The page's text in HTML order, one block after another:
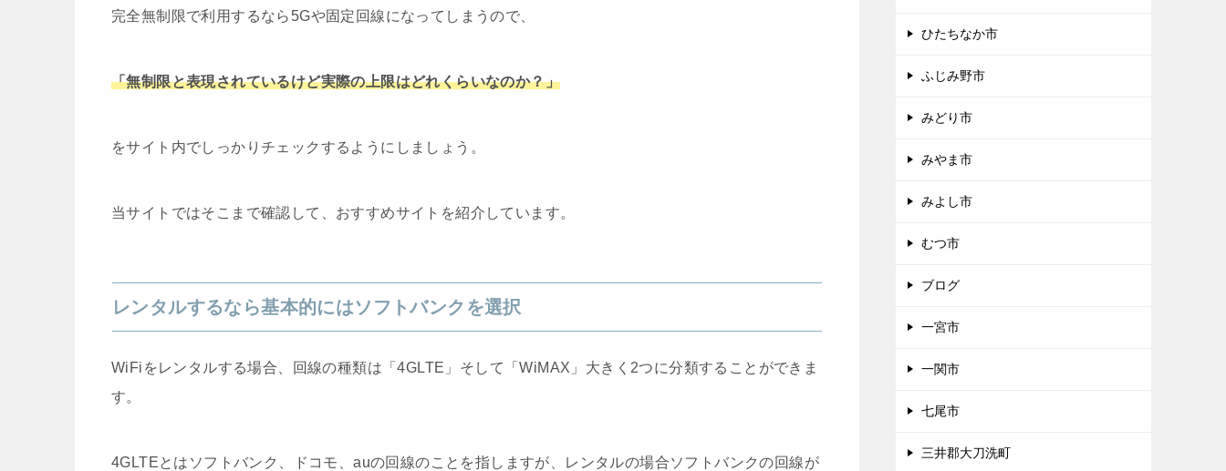
完全無制限で利用するなら5Gや固定回線になってしまうので、
「無制限と表現されているけど実際の上限はどれくらいなのか？」
をサイト内でしっかりチェックするようにしましょう。
当サイトではそこまで確認して、おすすめサイトを紹介しています。
レンタルするなら基本的にはソフトバンクを選択
WiFiをレンタルする場合、回線の種類は「4GLTE」そして「WiMAX」大きく2つに分類することができま
す。
4GLTEとはソフトバンク、ドコモ、auの回線のことを指しますが、レンタルの場合ソフトバンクの回線が
ひたちなか市
ふじみ野市
みどり市
みやま市
みよし市
むつ市
ブログ
一宮市
一関市
七尾市
三井郡大刀洗町